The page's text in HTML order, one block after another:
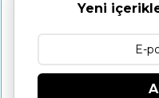
Yeni